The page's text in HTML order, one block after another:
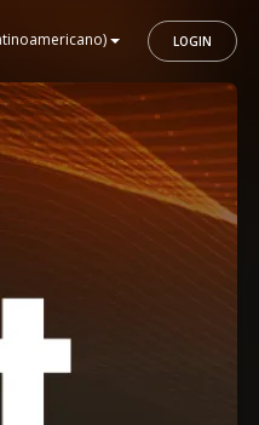
LOGIN